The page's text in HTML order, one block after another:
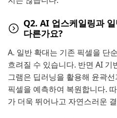
Q2. AI 업스케일링과
다른가요?
A. 일반 확대는 기존 픽셀을 단
흐려질 수 있습니다. 반면 AI 기
그램은 딥러닝을 활용해 윤곽
픽셀을 예측하여 복원합니다.
가 더욱 뛰어나고 자연스러운